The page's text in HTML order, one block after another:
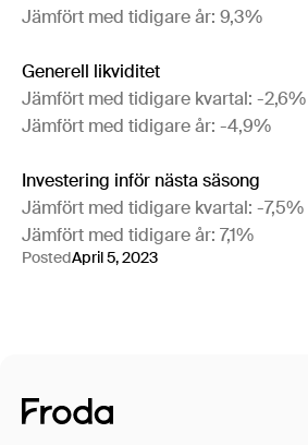
Jämfört med tidigare år: 9,3%
Generell likviditet
Jämfört med tidigare kvartal: -2,6%
Jämfört med tidigare år: -4,9%
Investering inför nästa säsong
Jämfört med tidigare kvartal: -7,5%
Jämfört med tidigare år: 7,1%
PostedApril 5, 2023